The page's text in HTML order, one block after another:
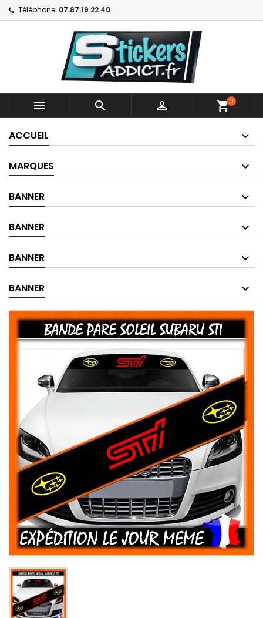
Téléphone: 07.87.19.22.40
   shopping_cart0
ACCUEIL
MARQUES
BANNER
BANNER
BANNER
BANNER